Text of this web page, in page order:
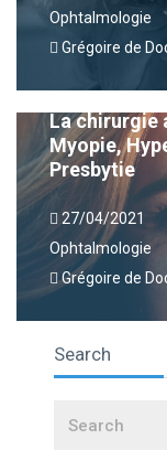
Ophtalmologie
Grégoire de
La chirurgie
Myopie,
Presbytie
27/04/2021
Ophtalmologie
Grégoire de
Search